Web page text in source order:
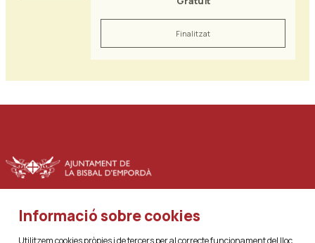
Finalitzat
Sitemap | Avís Legal | Ús de Cookies
Informació sobre cookies
Utilitzem cookies pròpies i de tercers per al correcte funcionament del lloc